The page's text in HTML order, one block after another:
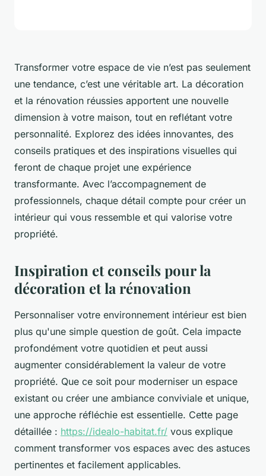
Transformer votre espace de vie n’est pas seulement
une tendance, c’est une véritable art. La décoration
et la rénovation réussies apportent une nouvelle
dimension à votre maison, tout en reflétant votre
personnalité. Explorez des idées innovantes, des
conseils pratiques et des inspirations visuelles qui
feront de chaque projet une expérience
transformante. Avec l’accompagnement de
professionnels, chaque détail compte pour créer un
intérieur qui vous ressemble et qui valorise votre
propriété.
Inspiration et conseils pour la
décoration et la rénovation
Personnaliser votre environnement intérieur est bien
plus qu'une simple question de goût. Cela impacte
profondément votre quotidien et peut aussi
augmenter considérablement la valeur de votre
propriété. Que ce soit pour moderniser un espace
existant ou créer une ambiance conviviale et unique,
une approche réfléchie est essentielle. Cette page
détaillée : https://idealo-habitat.fr/ vous explique
comment transformer vos espaces avec des astuces
pertinentes et facilement applicables.